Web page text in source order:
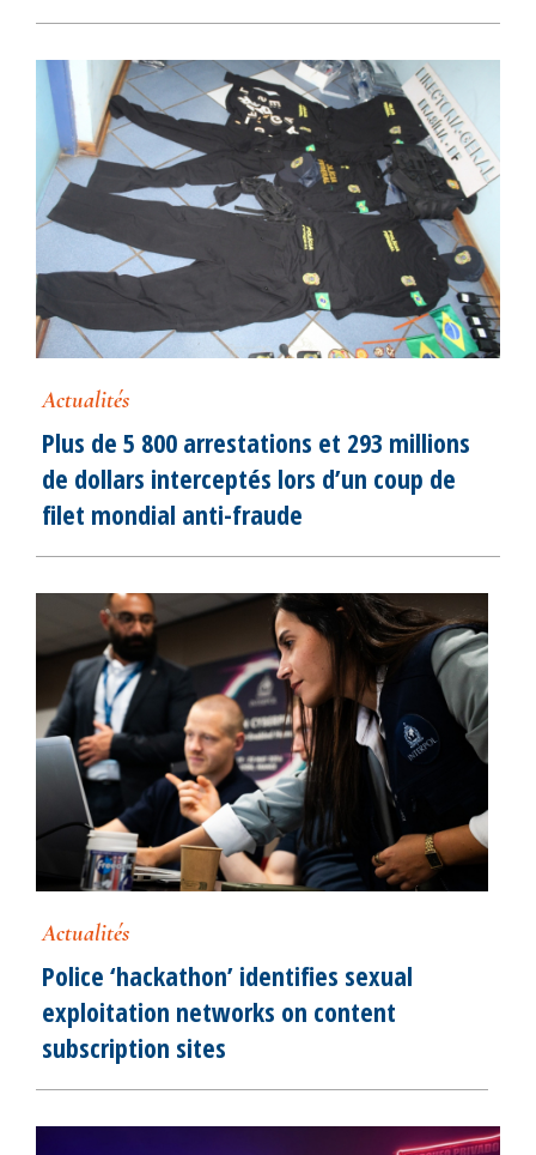
Actualités
Plus de 5 800 arrestations et 293 millions
de dollars interceptés lors d’un coup de
filet mondial anti-fraude
Actualités
Police ‘hackathon’ identifies sexual
exploitation networks on content
subscription sites